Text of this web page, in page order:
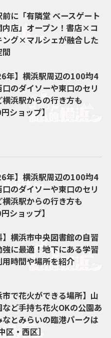
前に「有隣堂 ベースゲート
内店」オープン！書店×コ
ング×マルシェが融合した
間
年】横浜駅周辺の100均4
のダイソーや東口のセリ
横浜駅からの行き方も
円ショップ】
年】横浜駅周辺の100均4
のダイソーや東口のセリ
横浜駅からの行き方も
円ショップ】
】横浜市中央図書館の自習
に最適！地下にある学習
時間や場所を紹介
市で花火ができる場所】山
など手持ち花火OKの公園あ
なとみらいの臨港パークは
区・西区］